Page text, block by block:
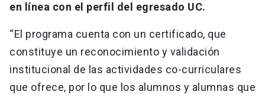
en línea con el perfil del egresado UC.
“El programa cuenta con un certificado, que
constituye un reconocimiento y validación
institucional de las actividades co-curriculares
que ofrece, por lo que los alumnos y alumnas que